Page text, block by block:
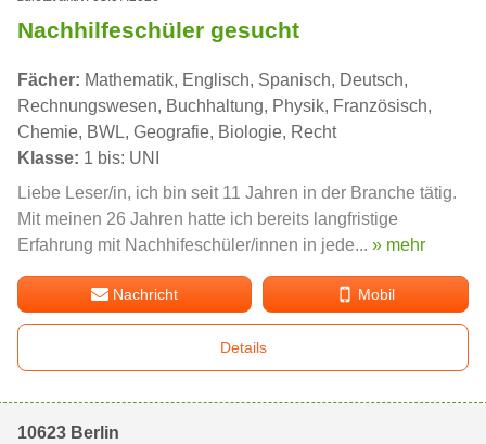
Nachhilfeschüler gesucht
Fächer: Mathematik, Englisch, Spanisch, Deutsch,
Rechnungswesen, Buchhaltung, Physik, Französisch,
Chemie, BWL, Geografie, Biologie, Recht
Klasse: 1 bis: UNI
Liebe Leser/in, ich bin seit 11 Jahren in der Branche tätig.
Mit meinen 26 Jahren hatte ich bereits langfristige
Erfahrung mit Nachhifeschüler/innen in jede... » mehr
Nachricht Mobil
Details
10623 Berlin